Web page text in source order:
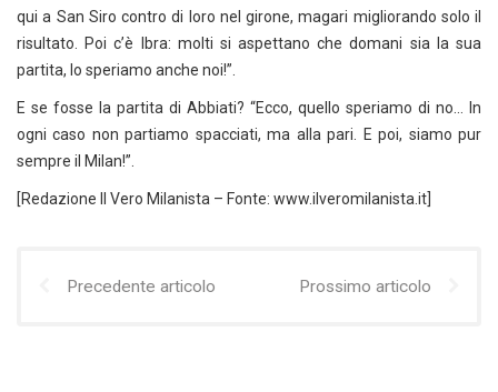
qui a San Siro contro di loro nel girone, magari migliorando solo il
risultato. Poi c’è Ibra: molti si aspettano che domani sia la sua
partita, lo speriamo anche noi!”.
E se fosse la partita di Abbiati? “Ecco, quello speriamo di no… In
ogni caso non partiamo spacciati, ma alla pari. E poi, siamo pur
sempre il Milan!”.
[Redazione Il Vero Milanista – Fonte: www.ilveromilanista.it]
Precedente articolo Prossimo articolo